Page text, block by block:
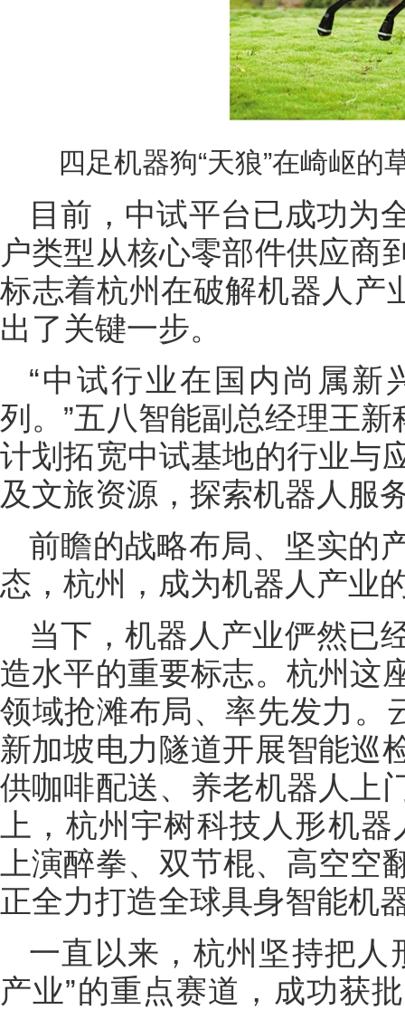
四足机器狗“天狼”在崎岖的
目前，中试平台已成功为
户类型从核心零部件供应商
标志着杭州在破解机器人产
出了关键一步。
“中试行业在国内尚属新
列。”五八智能副总经理王
计划拓宽中试基地的行业与
及文旅资源，探索机器人服
前瞻的战略布局、坚实的
态，杭州，成为机器人产业
当下，机器人产业俨然已
造水平的重要标志。杭州这
领域抢滩布局、率先发力。
新加坡电力隧道开展智能巡
供咖啡配送、养老机器人上
上，杭州宇树科技人形机
上演醉拳、双节棍、高空
正全力打造全球具身智能机
一直以来，杭州坚持把人
产业”的重点赛道，成功获